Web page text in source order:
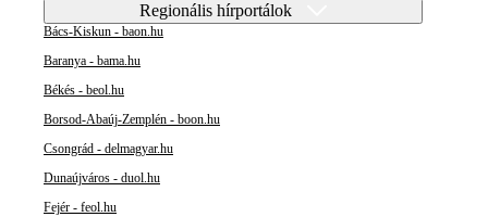
Regionális hírportálok
Bács-Kiskun - baon.hu
Baranya - bama.hu
Békés - beol.hu
Borsod-Abaúj-Zemplén - boon.hu
Csongrád - delmagyar.hu
Dunaújváros - duol.hu
Fejér - feol.hu